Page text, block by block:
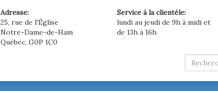
Adresse:
25, rue de l'Église
Notre-Dame-de-Ham
Québec, G0P 1C0
Service à la clientèle:
lundi au jeudi de 9h à midi et
de 13h à 16h